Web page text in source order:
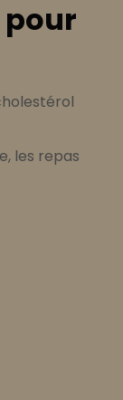
pour
les repas